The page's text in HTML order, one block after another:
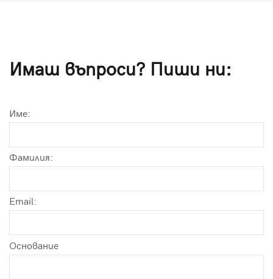
Имаш въпроси? Пиши ни:
Име:
Фамилия:
Email:
Оснoвание